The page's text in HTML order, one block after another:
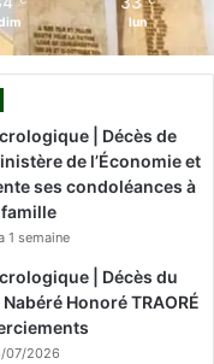
lun
| Décès de
de l’Économie et
ses condoléances à
famille
1 semaine
| Décès du
Honoré TRAORÉ
07/2026